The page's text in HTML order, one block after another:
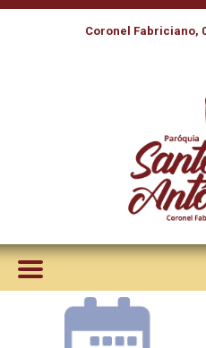
Coronel Fabriciano,